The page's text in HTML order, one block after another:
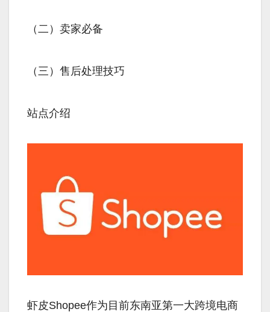
（二）卖家必备
（三）售后处理技巧
站点介绍
虾皮Shopee作为目前东南亚第一大跨境电商